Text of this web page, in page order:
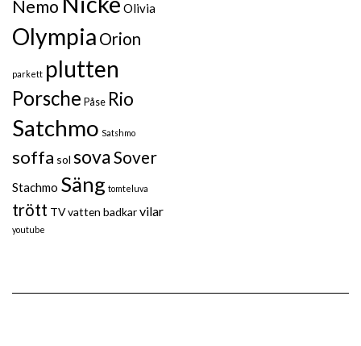
Nemo Olivia
Olympia Orion
parkett plutten
Porsche Påse Rio
Satchmo Satshmo
soffa sol sovaSover
Stachmo Säng tomteluva
trött TVvatten badkarvilar
youtube